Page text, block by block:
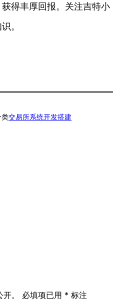
得丰厚回报。关注吉特小
。
类交易所系统开发搭建
。 必填项已用 * 标注